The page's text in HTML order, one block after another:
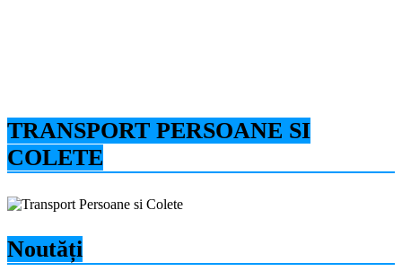
TRANSPORT PERSOANE SI
COLETE
Noutăți